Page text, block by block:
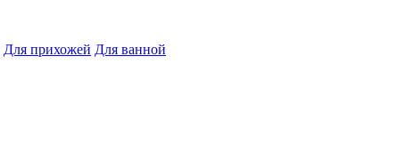
Для прихожей Для ванной